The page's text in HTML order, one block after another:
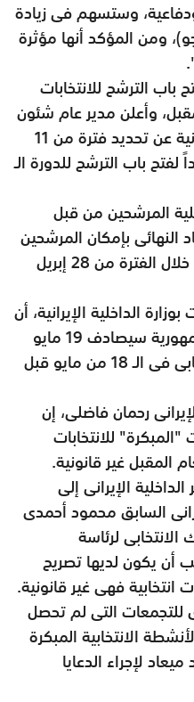
وستسهم فى زيادة
ومن المؤكد أنها مؤثرة
الترشح للانتخابات
وأعلن مدير عام شئون
الانتخابات بوزارة الداخلية الإيرانية عن تحديد فترة من 11
2017، موعداً لفتح باب الترشح للدورة الـ
المرشحين من قبل
النهائى بإمكان المرشحين
الرئاسيين بدء الحملة الانتخابية خلال الفترة من 28 إبريل
الداخلية الإيرانية، أن
موعد إجراء انتخابات رئاسة الجمهورية سيصادف 19 مايو
2017، فيما يبدأ الصمت الانتخابى فى الـ 18 من مايو قبل
رحمان فاضلى، إن
"المبكرة" للانتخابات
المقبل غير قانونية.
الإيرانى إلى
السابق محمود أحمدى
لرئاسة
أن يكون لديها تصريح
فهى غير قانونية.
التى لم تحصل
الانتخابية المبكرة
لإجراء الدعايا